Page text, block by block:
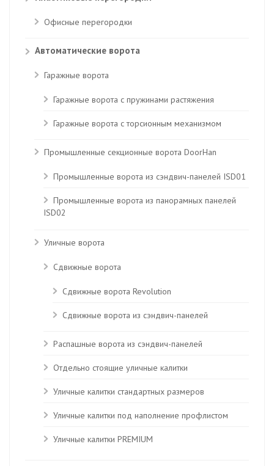
Офисные перегородки
Автоматические ворота
Гаражные ворота
Гаражные ворота с пружинами растяжения
Гаражные ворота с торсионным механизмом
Промышленные секционные ворота DoorHan
Промышленные ворота из сэндвич-панелей ISD01
Промышленные ворота из панорамных панелей
ISD02
Уличные ворота
Сдвижные ворота
Сдвижные ворота Revolution
Сдвижные ворота из сэндвич-панелей
Распашные ворота из сэндвич-панелей
Отдельно стоящие уличные калитки
Уличные калитки стандартных размеров
Уличные калитки под наполнение профлистом
Уличные калитки PREMIUM